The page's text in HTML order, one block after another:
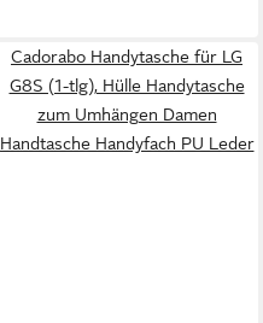
Cadorabo Handytasche für LG
G8S (1-tlg), Hülle Handytasche
zum Umhängen Damen
Handtasche Handyfach PU Leder